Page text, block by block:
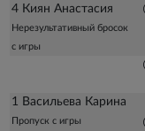
4 Киян Анастасия
Нерезультативный бросок
с игры
1 Васильева Карина
Пропуск с игры